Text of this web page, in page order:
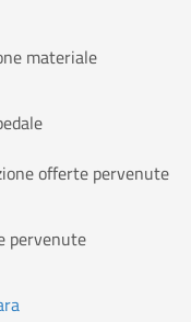
materiale
offerte pervenute
pervenute